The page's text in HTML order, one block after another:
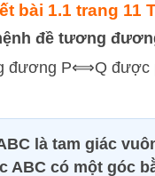
bài 1.1 trang 11
đề tương
đương P⟺Q được
là tam giác
ABC có một góc